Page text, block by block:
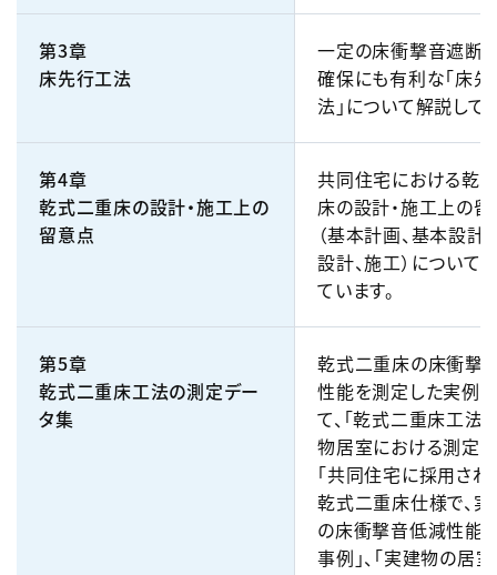
第3章
床先行工法
一定の床衝撃音遮断
確保にも有利な「床
法」について解説して
第4章
乾式二重床の設計・施工上の
留意点
共同住宅における乾
床の設計・施工上の
（基本計画、基本設計
設計、施工）について
ています。
第5章
乾式二重床工法の測定デー
タ集
乾式二重床の床衝撃
性能を測定した実例
て、「乾式二重床工法
物居室における測定事
「共同住宅に採用され
乾式二重床仕様で、
の床衝撃音低減性能
事例」、「実建物の居